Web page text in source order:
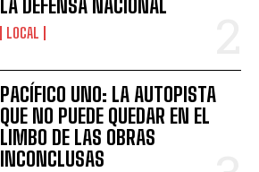
LA DEFENSA NACIONAL
LOCAL
PACÍFICO UNO: LA AUTOPISTA
QUE NO PUEDE QUEDAR EN EL
LIMBO DE LAS OBRAS
INCONCLUSAS